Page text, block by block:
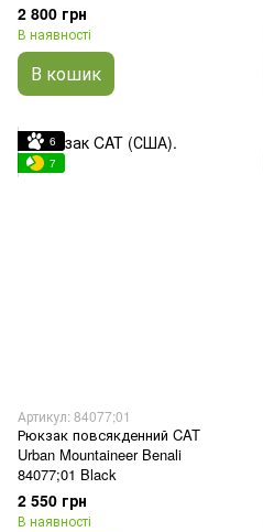
2 800 грн
В наявності
В кошик
6
7
Артикул: 84077;01
Рюкзак повсякденний CAT
Urban Mountaineer Benali
84077;01 Black
2 550 грн
В наявності